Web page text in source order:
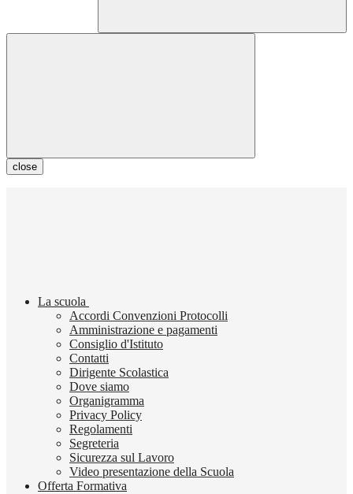
close
La scuola
Accordi Convenzioni Protocolli
Amministrazione e pagamenti
Consiglio d'Istituto
Contatti
Dirigente Scolastica
Dove siamo
Organigramma
Privacy Policy
Regolamenti
Segreteria
Sicurezza sul Lavoro
Video presentazione della Scuola
Offerta Formativa